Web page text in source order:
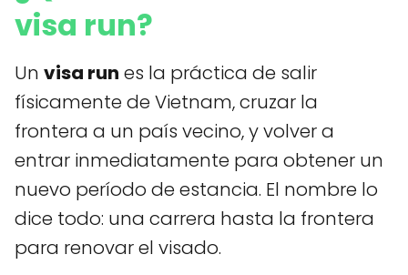
visa run?
Un visa run es la práctica de salir
físicamente de Vietnam, cruzar la
frontera a un país vecino, y volver a
entrar inmediatamente para obtener un
nuevo período de estancia. El nombre lo
dice todo: una carrera hasta la frontera
para renovar el visado.